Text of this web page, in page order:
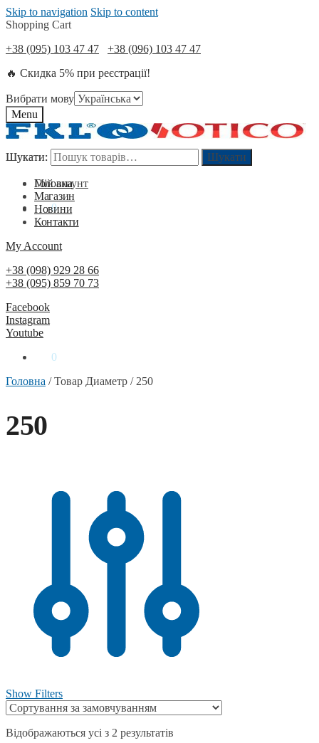
Skip to navigation Skip to content
Shopping Cart
+38 (095) 103 47 47
+38 (096) 103 47 47
🔥 Скидка 5% при реєстрації!
Вибрати мову
Menu
Шукати: Шукати
Мій акаунт
0₴ 0
Шукати: Шукати
Головна
Магазин
Новини
Контакти
My Account
+38 (098) 929 28 66
+38 (095) 859 70 73
Facebook
Instagram
Youtube
0
Головна /Товар Диаметр / 250
250
Show Filters
Відображаються усі з 2 результатів